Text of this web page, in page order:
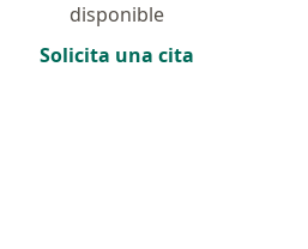
disponible
Solicita una cita